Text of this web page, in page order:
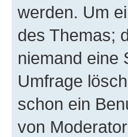
werden. Um
des Themas;
niemand eine
Umfrage
schon ein
von